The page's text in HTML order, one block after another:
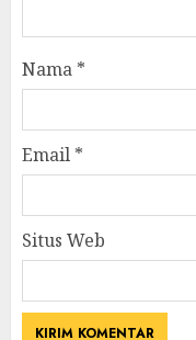
Nama *
Email *
Situs Web